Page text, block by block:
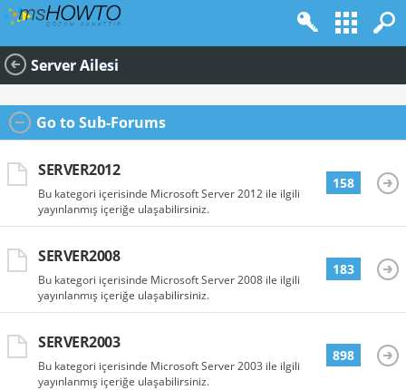
Server Ailesi
Go to Sub-Forums
SERVER2012
Bu kategori içerisinde Microsoft Server 2012 ile ilgili
yayınlanmış içeriğe ulaşabilirsiniz.
158
SERVER2008
Bu kategori içerisinde Microsoft Server 2008 ile ilgili
yayınlanmış içeriğe ulaşabilirsiniz.
183
SERVER2003
Bu kategori içerisinde Microsoft Server 2003 ile ilgili
yayınlanmış içeriğe ulaşabilirsiniz.
898